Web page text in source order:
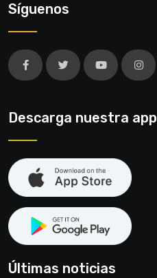
Síguenos
Descarga nuestra app
Últimas noticias